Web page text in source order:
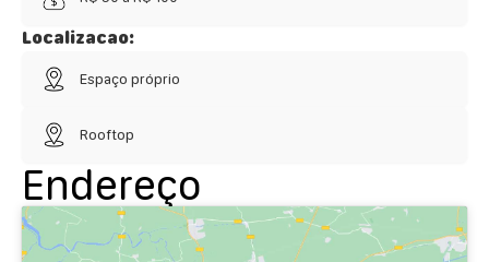
Localizacao:
Espaço próprio
Rooftop
Endereço